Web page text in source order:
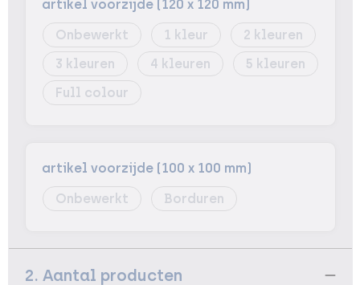
artikel voorzijde (120 x 120 mm)
Onbewerkt
1
2
3
4
5
Full colour
artikel voorzijde (100 x 100 mm)
Onbewerkt
Borduren
2. Aantal producten